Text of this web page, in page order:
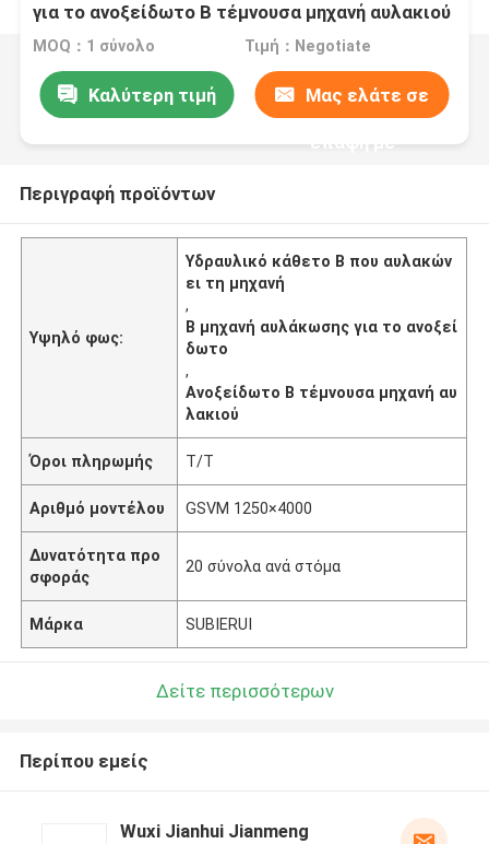
για το ανοξείδωτο Β τέμνουσα μηχανή αυλακιού
MOQ：1 σύνολο Τιμή：Negotiate
Καλύτερη τιμή Μας ελάτε σε
επαφή με
Περιγραφή προϊόντων
Υψηλό φως:
Υδραυλικό κάθετο Β που αυλακών
ει τη μηχανή
,
Β μηχανή αυλάκωσης για το ανοξεί
δωτο
,
Ανοξείδωτο Β τέμνουσα μηχανή αυ
λακιού
Όροι πληρωμής T/T
Αριθμό μοντέλου GSVM 1250×4000
Δυνατότητα προ
σφοράς
20 σύνολα ανά στόμα
Μάρκα SUBIERUI
Δείτε περισσότερων
Περίπου εμείς
Wuxi Jianhui Jianmeng